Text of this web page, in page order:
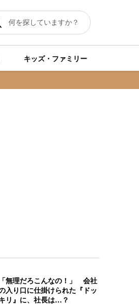
キッズ・ファミリー
「無理だろこんなの！」 会社
入り口に仕掛けられた『ドッ
リ』に、社長は…？